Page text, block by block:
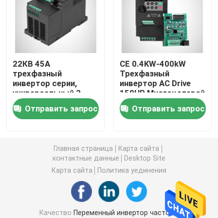
привод частоты vfd переменный
Стартер мотора мягкий
солнечный инвертор насоса
Экран касания HMI
Инвертор лифта
Серводвигатель
Привод Stepper мотора
22КВ 45А
трехфазный
инвертор серии,
универсальный 3
инвертор участка
380ВОтправить запрос
CE 0.4KW-400kW
Трехфазный
инвертор AC Drive
150HP Многоцелевой
Отправить запрос
Главная страница
Карта сайта
контактные данные
Desktop Site
Карта сайта
Политика уединения
Качество Переменный инвертор частоты